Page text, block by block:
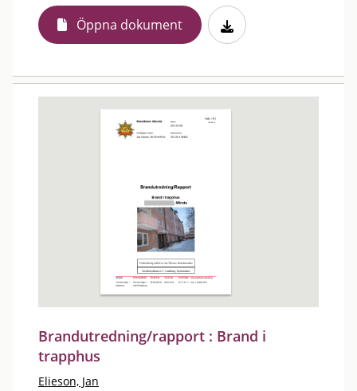
Öppna dokument
Brandutredning/rapport : Brand i
trapphus
Elieson, Jan